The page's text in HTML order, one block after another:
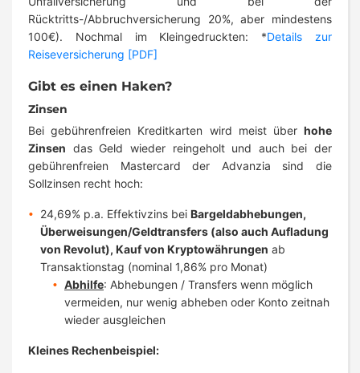
Rücktritts-/Abbruchversicherung 20%, aber mindestens
100€). Nochmal im Kleingedruckten: *Details zur
Reiseversicherung [PDF]
Gibt es einen Haken?
Zinsen
Bei gebührenfreien Kreditkarten wird meist über hohe
Zinsen das Geld wieder reingeholt und auch bei der
gebührenfreien Mastercard der Advanzia sind die
Sollzinsen recht hoch:
24,69% p.a. Effektivzins bei Bargeldabhebungen,
Überweisungen/Geldtransfers (also auch Aufladung
von Revolut), Kauf von Kryptowährungen ab
Transaktionstag (nominal 1,86% pro Monat)
Abhilfe: Abhebungen / Transfers wenn möglich
vermeiden, nur wenig abheben oder Konto zeitnah
wieder ausgleichen
Kleines Rechenbeispiel: